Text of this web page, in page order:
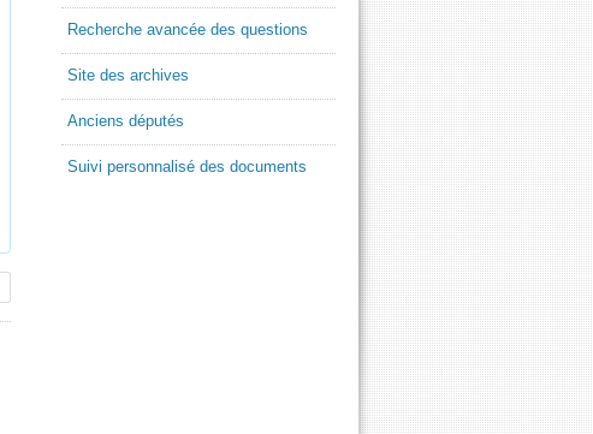
Recherche avancée des questions
Site des archives
Anciens députés
Suivi personnalisé des documents